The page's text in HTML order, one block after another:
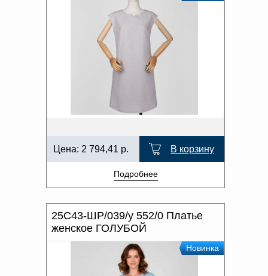
Цена: 2 794,41 р. В корзину
Подробнее
25С43-ШР/039/у 552/0 Платье
женское ГОЛУБОЙ
Новинка